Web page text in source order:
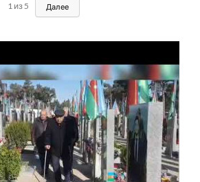
1 из5 Далее